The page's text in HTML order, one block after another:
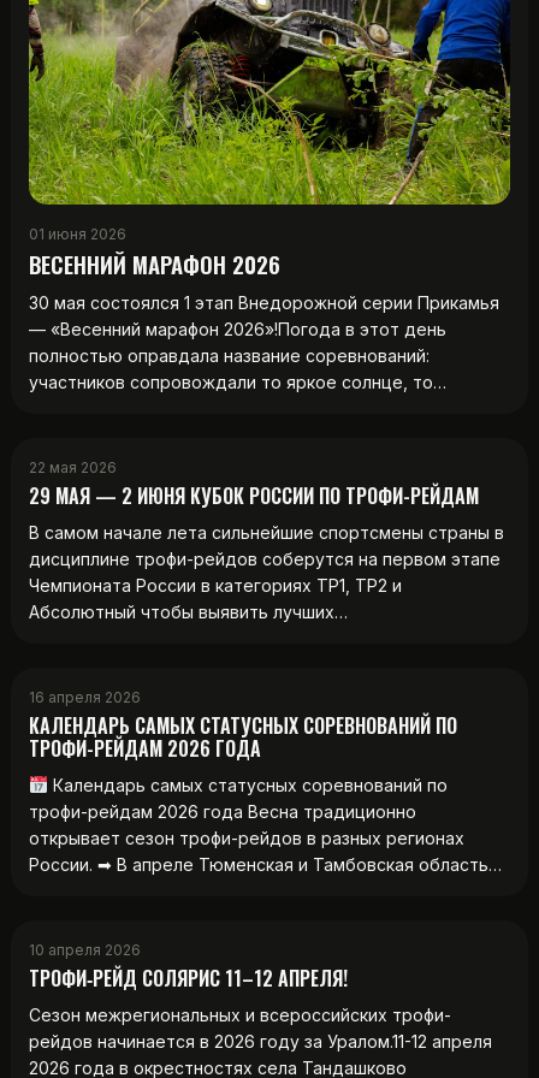
01 июня 2026
ВЕСЕННИЙ МАРАФОН 2026
30 мая состоялся 1 этап Внедорожной серии Прикамья
— «Весенний марафон 2026»!Погода в этот день
полностью оправдала название соревнований:
участников сопровождали то яркое солнце, то…
22 мая 2026
29 МАЯ — 2 ИЮНЯ КУБОК РОССИИ ПО ТРОФИ-РЕЙДАМ
В самом начале лета сильнейшие спортсмены страны в
дисциплине трофи-рейдов соберутся на первом этапе
Чемпионата России в категориях ТР1, ТР2 и
Абсолютный чтобы выявить лучших…
16 апреля 2026
КАЛЕНДАРЬ САМЫХ СТАТУСНЫХ СОРЕВНОВАНИЙ ПО
ТРОФИ-РЕЙДАМ 2026 ГОДА
Календарь самых статусных соревнований по
трофи-рейдам 2026 года Весна традиционно
открывает сезон трофи-рейдов в разных регионах
России. ➡ В апреле Тюменская и Тамбовская область…
10 апреля 2026
ТРОФИ‑РЕЙД СОЛЯРИС 11–12 АПРЕЛЯ!
Сезон межрегиональных и всероссийских трофи-
рейдов начинается в 2026 году за Уралом.11-12 апреля
2026 года в окрестностях села Тандашково